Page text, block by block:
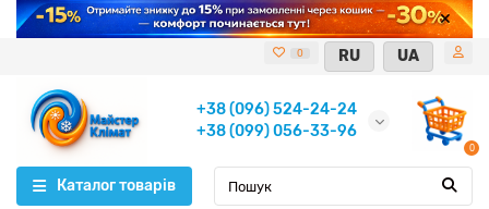
0 RU UA
+38 (096) 524-24-24
+38 (099) 056-33-96
0
Каталог товарів